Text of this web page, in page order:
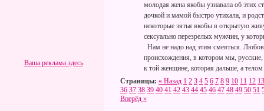
Ваша реклама здесь
молодая жена якобы узнавала об этих
дочкой и мамой быстро утихала, и
некоторые зятья якобы в открытую
сексуально перезрелых мужчин, у
Нам не надо над этим смеяться.
происхождения, в котором мы,
к той женщине, которая дальше, а
Страницы: « Назад 1 2 3 4 5 6 7 8 9 10 11 12 13
36 37 38 39 40 41 42 43 44 45 46 47 48 49 50 51
Вперёд »